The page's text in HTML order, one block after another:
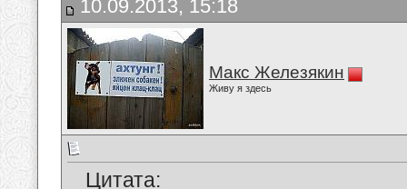
10.09.2013, 15:18
Макс Железякин
Живу я здесь
Цитата: